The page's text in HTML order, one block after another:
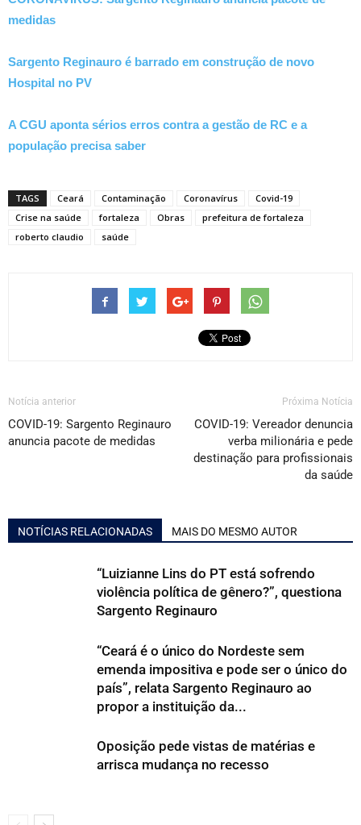
medidas
Sargento Reginauro é barrado em construção de novo
Hospital no PV
A CGU aponta sérios erros contra a gestão de RC e a
população precisa saber
TAGS Ceará Contaminação Coronavírus
Covid-19
Crise na saúde
fortaleza Obras
prefeitura de fortaleza
roberto claudio
saúde
Notícia anterior
COVID-19: Sargento Reginauro
anuncia pacote de medidas
Próxima Notícia
COVID-19: Vereador denuncia
verba milionária e pede
destinação para profissionais
da saúde
NOTÍCIAS RELACIONADAS MAIS DO MESMO AUTOR
“Luizianne Lins do PT está sofrendo
violência política de gênero?”, questiona
Sargento Reginauro
“Ceará é o único do Nordeste sem
emenda impositiva e pode ser o único do
país”, relata Sargento Reginauro ao
propor a instituição da...
Oposição pede vistas de matérias e
arrisca mudança no recesso